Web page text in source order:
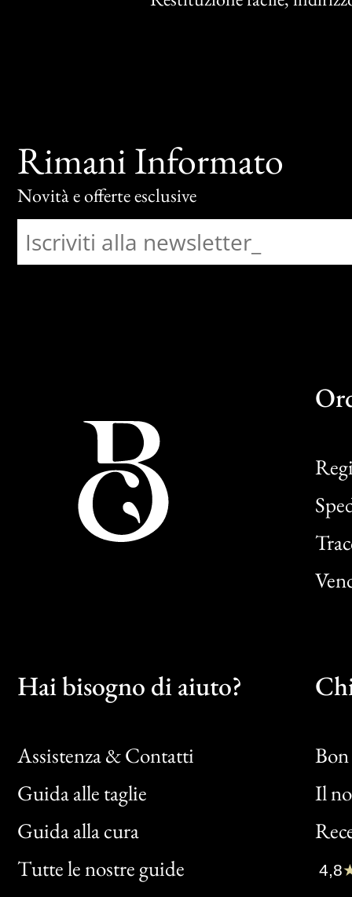
Rimani Informato
Novità e offerte esclusive
Hai bisogno di aiuto?
Assistenza & Contatti
Guida alle taglie
Guida alla cura
Tutte le nostre guide
Il
Bon
Clic
4,8